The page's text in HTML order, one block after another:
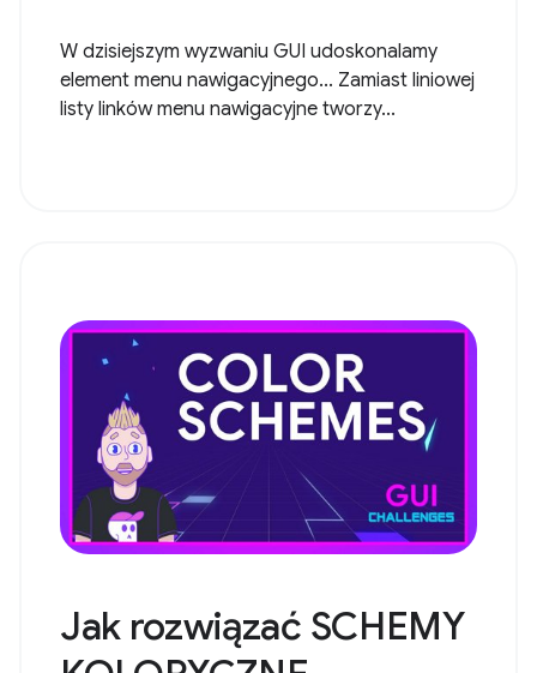
W dzisiejszym wyzwaniu GUI udoskonalamy
element menu nawigacyjnego... Zamiast liniowej
listy linków menu nawigacyjne tworzy...
Jak rozwiązać SCHEMY